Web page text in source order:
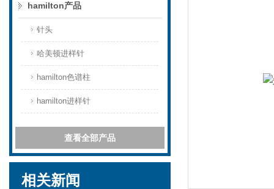
hamilton产品
针头
哈美顿进样针
hamilton色谱柱
hamilton进样针
查看全部产品
相关新闻